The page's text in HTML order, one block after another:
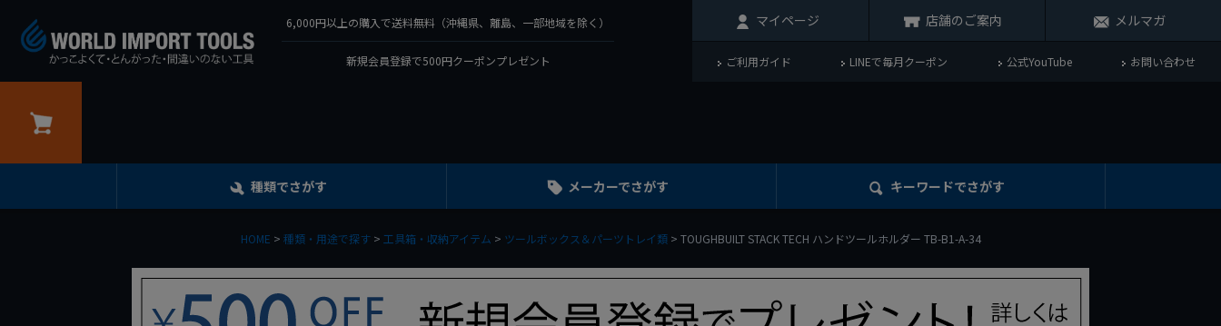
6,000円以上の購入で送料無料（沖縄県、離島、一部地域を除く）
新規会員登録で500円クーポンプレゼント
マイページ 店舗のご案内 メルマガ
ご利用ガイド LINEで毎月クーポン 公式YouTube お問い合わせ
種類でさがす メーカーでさがす キーワードでさがす
HOME 種類・用途で探す 工具箱・収納アイテム ツールボックス＆パーツトレイ類 TOUGHBUILT STACK TECH ハンドツールホルダー TB-B1-A-34